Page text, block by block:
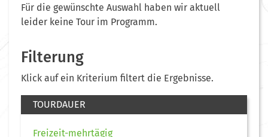
Für die gewünschte Auswahl haben wir aktuell
leider keine Tour im Programm.
Filterung
Klick auf ein Kriterium filtert die Ergebnisse.
TOURDAUER
Freizeit-mehrtägig